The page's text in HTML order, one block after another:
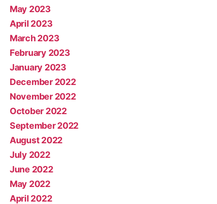
May 2023
April 2023
March 2023
February 2023
January 2023
December 2022
November 2022
October 2022
September 2022
August 2022
July 2022
June 2022
May 2022
April 2022